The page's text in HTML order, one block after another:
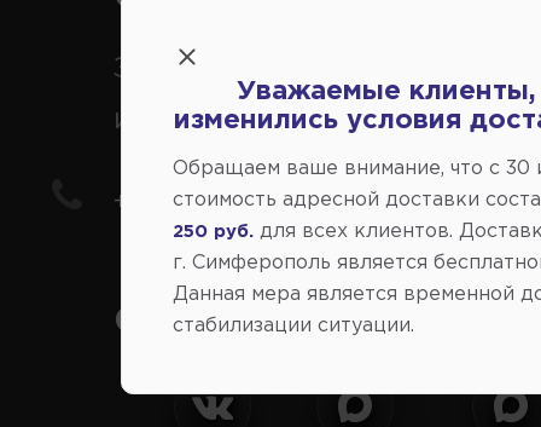
Заказ шин, дисков,
иномарки
+7(978) 206-206-8
Социальные сети:
Уважаемые клиенты,
изменились условия
Обращаем ваше внимание, что c 30
стоимость адресной доставки
250 руб.
для всех клиентов.
г. Симферополь является
Данная мера является временной
стабилизации ситуации.